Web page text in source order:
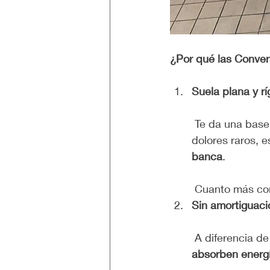
¿Por qué las
Suela plana y
dolores raros,
banca.
Cuanto más
Sin
A diferencia
absorben